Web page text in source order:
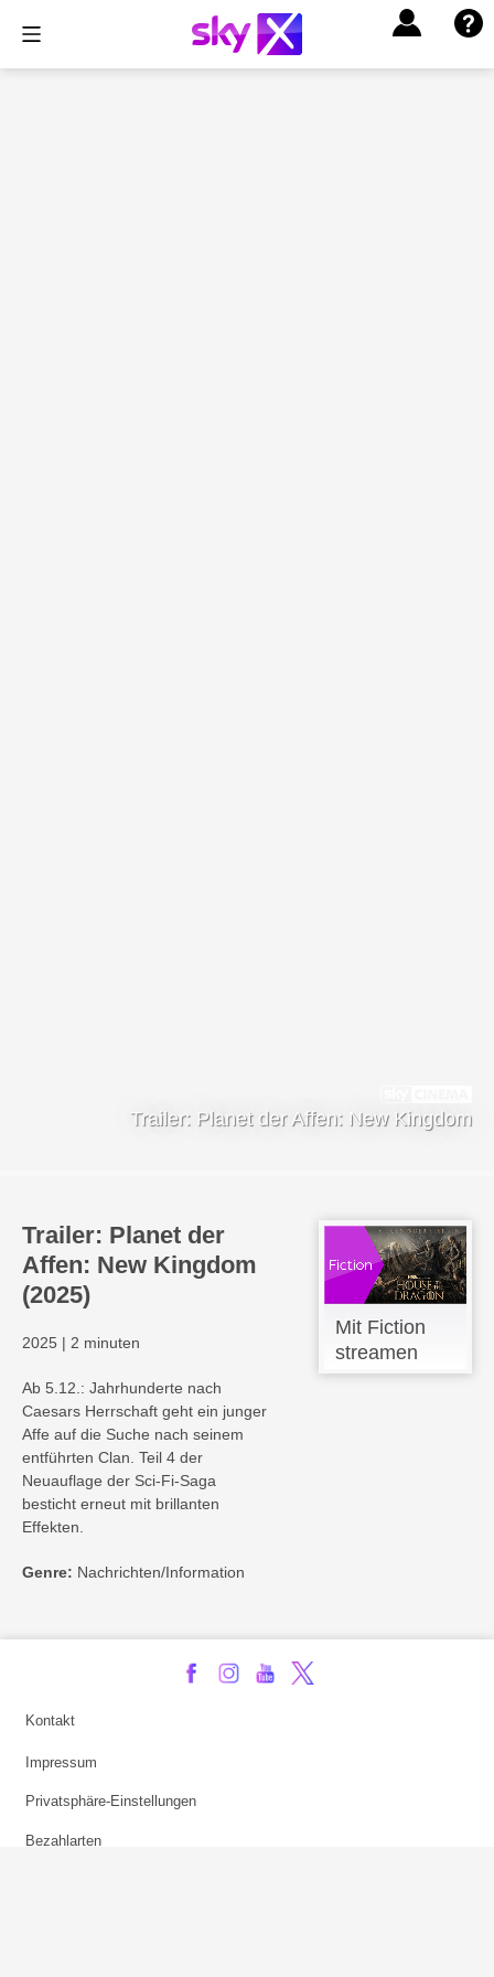
Trailer: Planet der Affen: New Kingdom
Trailer: Planet der
Affen: New Kingdom
(2025)
2025 | 2 minuten
Ab 5.12.: Jahrhunderte nach
Caesars Herrschaft geht ein junger
Affe auf die Suche nach seinem
entführten Clan. Teil 4 der
Neuauflage der Sci-Fi-Saga
besticht erneut mit brillanten
Effekten.
Genre: Nachrichten/Information
Mit Fiction
streamen
Kontakt
Impressum
Privatsphäre-Einstellungen
Bezahlarten